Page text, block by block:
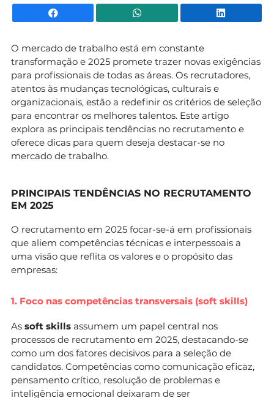
Facebook WhatsApp
O mercado de trabalho está em constante
transformação e 2025 promete trazer novas exigências
para profissionais de todas as áreas. Os recrutadores,
atentos às mudanças tecnológicas, culturais e
organizacionais, estão a redefinir os critérios de seleção
para encontrar os melhores talentos. Este artigo
explora as principais tendências no recrutamento e
oferece dicas para quem deseja destacar-se no
mercado de trabalho.
PRINCIPAIS TENDÊNCIAS NO RECRUTAMENTO
EM 2025
O recrutamento em 2025 focar-se-á em profissionais
que aliem competências técnicas e interpessoais a
uma visão que reflita os valores e o propósito das
empresas:
1. Foco nas competências transversais (soft skills)
As soft skills assumem um papel central nos
processos de recrutamento em 2025, destacando-se
como um dos fatores decisivos para a seleção de
candidatos. Competências como comunicação eficaz,
pensamento crítico, resolução de problemas e
inteligência emocional deixaram de ser